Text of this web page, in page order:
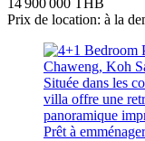
14 900 000 THB
Prix de location: à la
Située dans les
villa offre une
panoramique
Prêt à